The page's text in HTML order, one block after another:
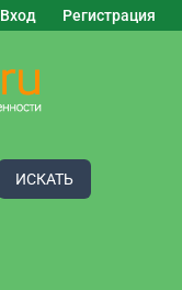
Вход Регистрация
ИСКАТЬ